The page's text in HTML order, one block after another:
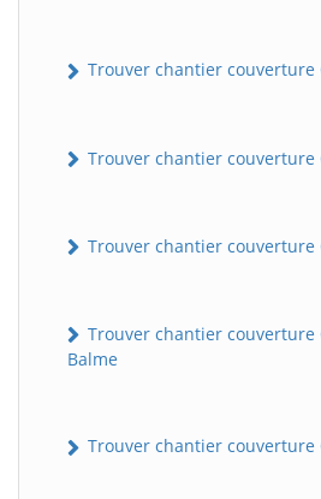
Trouver chantier couverture
Trouver chantier couverture
Trouver chantier couverture
Trouver chantier couverture
Balme
Trouver chantier couverture